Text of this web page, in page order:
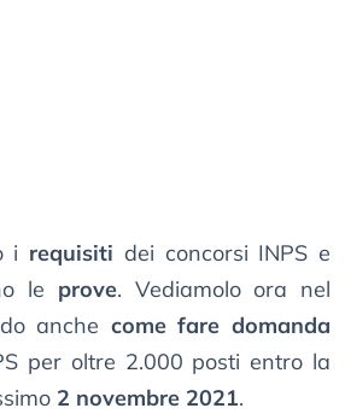
i requisiti dei concorsi INPS e
le prove. Vediamolo ora nel
anche come fare domanda
per oltre 2.000 posti entro la
2 novembre 2021.